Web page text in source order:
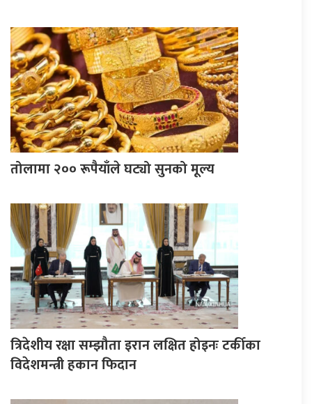
तोलामा २०० रूपैयाँले घट्यो सुनको मूल्य
त्रिदेशीय रक्षा सम्झौता इरान लक्षित होइनः टर्कीका
विदेशमन्त्री हकान फिदान